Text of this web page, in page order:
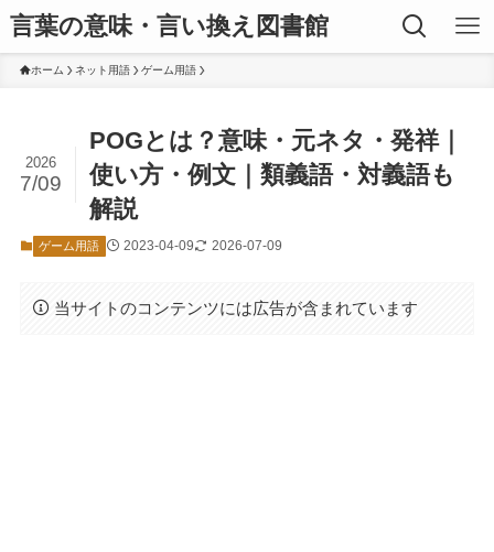
言葉の意味・言い換え図書館
ホーム ネット用語 ゲーム用語
POGとは？意味・元ネタ・発祥｜
使い方・例文｜類義語・対義語も
解説
2026
7/09
ゲーム用語 2023-04-09 2026-07-09
当サイトのコンテンツには広告が含まれています